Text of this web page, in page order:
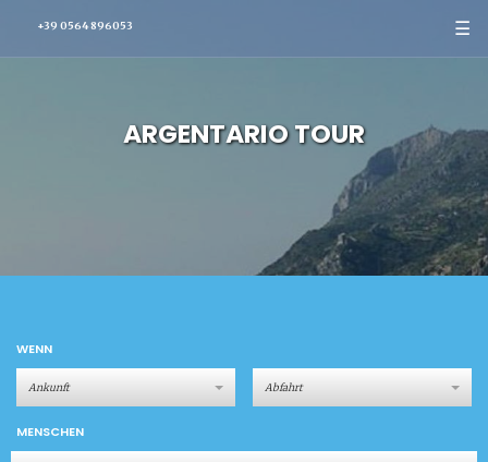
+39 0564 896053 ☰
ARGENTARIO TOUR
WENN
MENSCHEN